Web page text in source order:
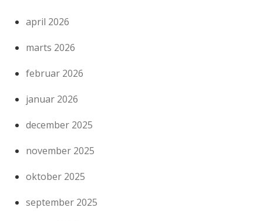
april 2026
marts 2026
februar 2026
januar 2026
december 2025
november 2025
oktober 2025
september 2025